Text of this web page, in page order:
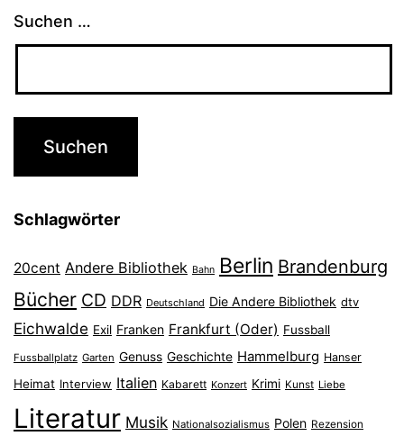
Suchen …
Schlagwörter
20cent Andere Bibliothek Bahn Berlin Brandenburg
Bücher CD DDR Deutschland Die Andere Bibliothek dtv
Eichwalde Exil Franken Frankfurt (Oder) Fussball
Fussballplatz Garten Genuss Geschichte Hammelburg Hanser
Heimat Interview Italien Kabarett Konzert Krimi Kunst Liebe
Literatur Musik Nationalsozialismus Polen Rezension